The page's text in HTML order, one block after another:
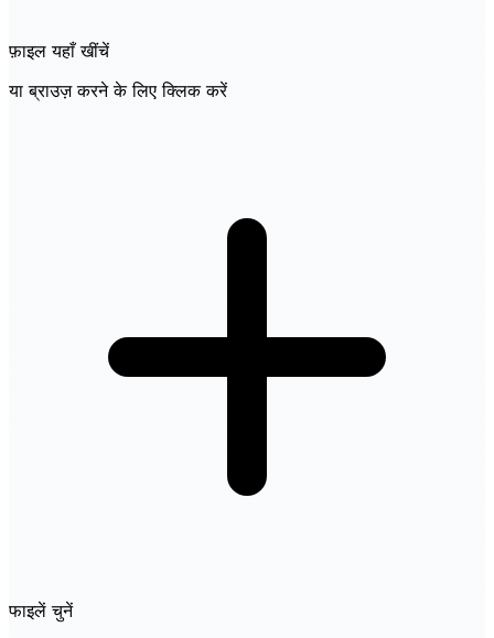
फ़ाइल यहाँ खींचें
या ब्राउज़ करने के लिए क्लिक करें
फाइलें चुनें